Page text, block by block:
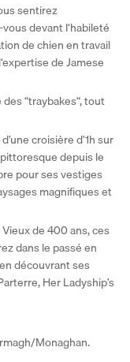
sentirez
devant l‘habileté
de chien en travail
de Jamese
“traybakes“, tout
croisière d’1h sur
depuis le
pour ses vestiges
magnifiques et
Vieux de 400 ans, ces
dans le passé en
découvrant ses
Her Ladyship’s
Monaghan.